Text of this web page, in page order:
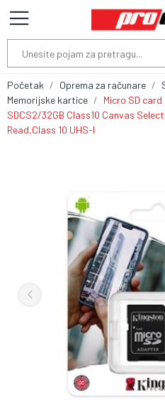
Početak Oprema za računare
Memorijske kartice
Micro SD card
SDCS2/32GB Class10 Canvas
Read,Class 10 UHS-I